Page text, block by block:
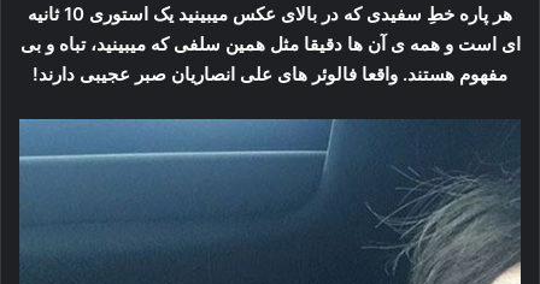
هر پاره خطِ سفیدی که در بالای عکس میبینید یک استوری 10 ثانیه
ای است و همه ی آن ها دقیقا مثل همین سلفی که میبینید، تباه و بی
مفهوم هستند. واقعا فالوئر های علی انصاریان صبر عجیبی دارند!